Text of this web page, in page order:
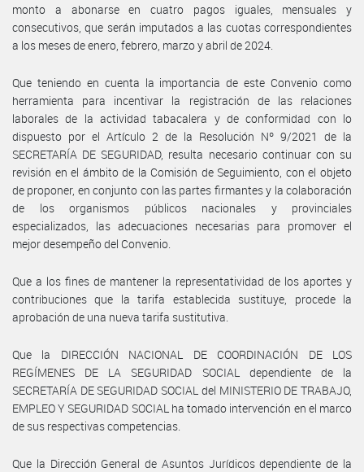
monto a abonarse en cuatro pagos iguales, mensuales y
consecutivos, que serán imputados a las cuotas correspondientes
a los meses de enero, febrero, marzo y abril de 2024.
Que teniendo en cuenta la importancia de este Convenio como
herramienta para incentivar la registración de las relaciones
laborales de la actividad tabacalera y de conformidad con lo
dispuesto por el Artículo 2 de la Resolución Nº 9/2021 de la
SECRETARÍA DE SEGURIDAD, resulta necesario continuar con su
revisión en el ámbito de la Comisión de Seguimiento, con el objeto
de proponer, en conjunto con las partes firmantes y la colaboración
de los organismos públicos nacionales y provinciales
especializados, las adecuaciones necesarias para promover el
mejor desempeño del Convenio.
Que a los fines de mantener la representatividad de los aportes y
contribuciones que la tarifa establecida sustituye, procede la
aprobación de una nueva tarifa sustitutiva.
Que la DIRECCIÓN NACIONAL DE COORDINACIÓN DE LOS
REGÍMENES DE LA SEGURIDAD SOCIAL dependiente de la
SECRETARÍA DE SEGURIDAD SOCIAL del MINISTERIO DE TRABAJO,
EMPLEO Y SEGURIDAD SOCIAL ha tomado intervención en el marco
de sus respectivas competencias.
Que la Dirección General de Asuntos Jurídicos dependiente de la